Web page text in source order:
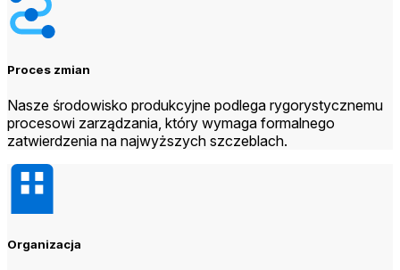
Proces zmian
Nasze środowisko produkcyjne podlega rygorystycznemu
procesowi zarządzania, który wymaga formalnego
zatwierdzenia na najwyższych szczeblach.
Organizacja